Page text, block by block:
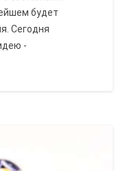
будет
Сегодня
-